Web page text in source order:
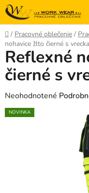
Prejsť
na
obsah
Domov
/ Pracovné oblečenie /
nohavice žlto čierné s
Reflexné
čierné s
Priemerné
hodnotenie
Neohodnotené
NOVINKA